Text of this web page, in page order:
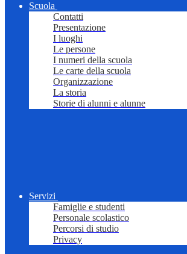
Scuola
Contatti
Presentazione
I luoghi
Le persone
I numeri della scuola
Le carte della scuola
Organizzazione
La storia
Storie di alunni e alunne
Servizi
Famiglie e studenti
Personale scolastico
Percorsi di studio
Privacy